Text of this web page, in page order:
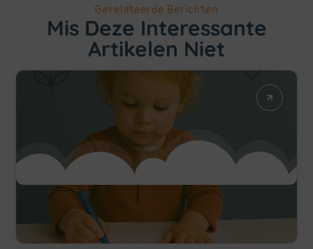
Gerelateerde Berichten
Mis Deze Interessante
Artikelen Niet